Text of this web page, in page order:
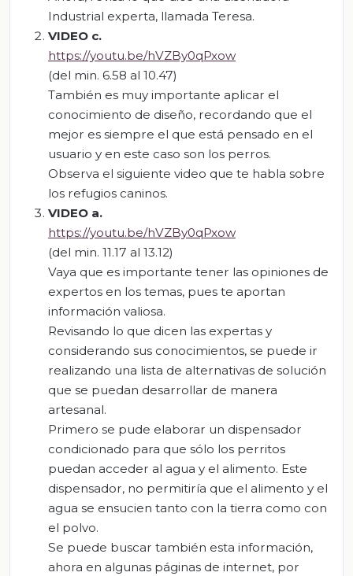
Industrial experta, llamada Teresa.
VIDEO c.
https://youtu.be/hVZBy0qPxow
(del min. 6.58 al 10.47)
También es muy importante aplicar el
conocimiento de diseño, recordando que el
mejor es siempre el que está pensado en el
usuario y en este caso son los perros.
Observa el siguiente video que te habla sobre
los refugios caninos.
VIDEO a.
https://youtu.be/hVZBy0qPxow
(del min. 11.17 al 13.12)
Vaya que es importante tener las opiniones de
expertos en los temas, pues te aportan
información valiosa.
Revisando lo que dicen las expertas y
considerando sus conocimientos, se puede ir
realizando una lista de alternativas de solución
que se puedan desarrollar de manera
artesanal.
Primero se pude elaborar un dispensador
condicionado para que sólo los perritos
puedan acceder al agua y el alimento. Este
dispensador, no permitiría que el alimento y el
agua se ensucien tanto con la tierra como con
el polvo.
Se puede buscar también esta información,
ahora en algunas páginas de internet, por